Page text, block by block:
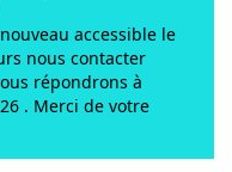
accessible le
nous contacter
répondrons à
. Merci de votre